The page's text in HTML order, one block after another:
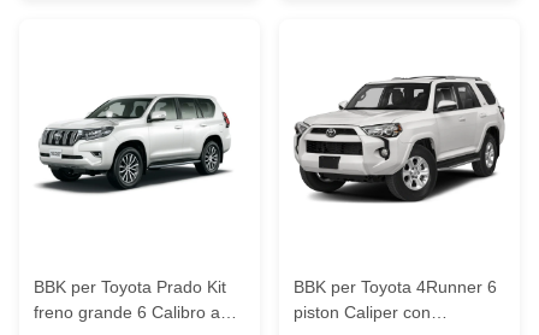
BBK per Toyota Prado Kit
freno grande 6 Calibro a
BBK per Toyota 4Runner 6
piston Caliper con